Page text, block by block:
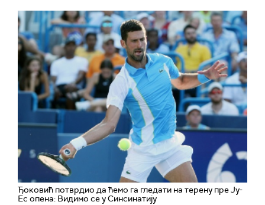
Ђоковић потврдио да ћемо га гледати на терену пре Ју-
Ес опена: Видимо се у Синсинатију